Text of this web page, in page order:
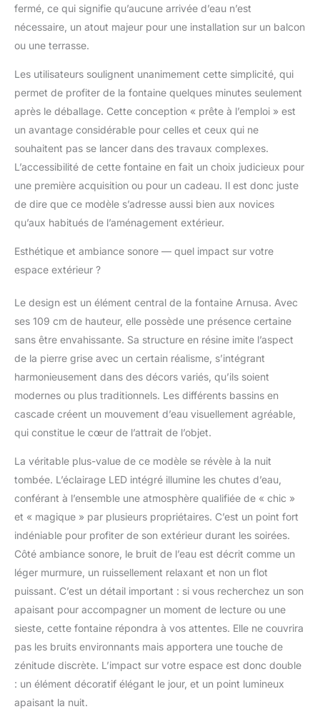
d'alimentation pour
éclairage LED : 12V
de jardin se trouve le
bassin d'eau, qui peut
contenir environ 30
litres d'eau. La pompe
dans ce bassin. Vous
pouvez placer la
fontaine librement.
L'eau est pompée dans
la vasque supérieure à
elle retourne ensuite
cascade.
fermé, ce qui signifie qu’aucune arrivée d’eau n’est
nécessaire, un atout majeur pour une installation sur un balcon
ou une terrasse.
Les utilisateurs soulignent unanimement cette simplicité, qui
permet de profiter de la fontaine quelques minutes seulement
après le déballage. Cette conception « prête à l’emploi » est
un avantage considérable pour celles et ceux qui ne
souhaitent pas se lancer dans des travaux complexes.
L’accessibilité de cette fontaine en fait un choix judicieux pour
une première acquisition ou pour un cadeau. Il est donc juste
de dire que ce modèle s’adresse aussi bien aux novices
qu’aux habitués de l’aménagement extérieur.
Esthétique et ambiance sonore — quel impact sur votre
espace extérieur ?
Le design est un élément central de la fontaine Arnusa. Avec
ses 109 cm de hauteur, elle possède une présence certaine
sans être envahissante. Sa structure en résine imite l’aspect
de la pierre grise avec un certain réalisme, s’intégrant
harmonieusement dans des décors variés, qu’ils soient
modernes ou plus traditionnels. Les différents bassins en
cascade créent un mouvement d’eau visuellement agréable,
qui constitue le cœur de l’attrait de l’objet.
La véritable plus-value de ce modèle se révèle à la nuit
tombée. L’éclairage LED intégré illumine les chutes d’eau,
conférant à l’ensemble une atmosphère qualifiée de « chic »
et « magique » par plusieurs propriétaires. C’est un point fort
indéniable pour profiter de son extérieur durant les soirées.
Côté ambiance sonore, le bruit de l’eau est décrit comme un
léger murmure, un ruissellement relaxant et non un flot
puissant. C’est un détail important : si vous recherchez un son
apaisant pour accompagner un moment de lecture ou une
sieste, cette fontaine répondra à vos attentes. Elle ne couvrira
pas les bruits environnants mais apportera une touche de
zénitude discrète. L’impact sur votre espace est donc double
: un élément décoratif élégant le jour, et un point lumineux
apaisant la nuit.